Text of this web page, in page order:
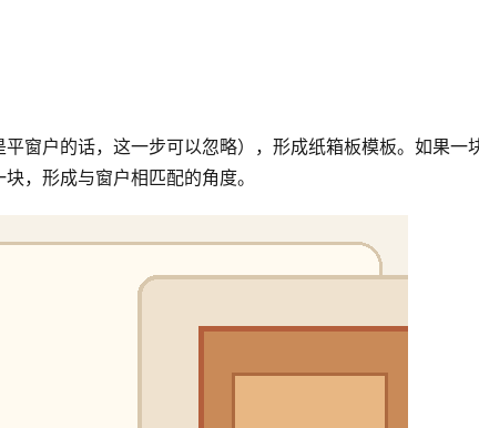
窗户的话，这一步可以忽略），形成纸箱板模板。如果一
，形成与窗户相匹配的角度。